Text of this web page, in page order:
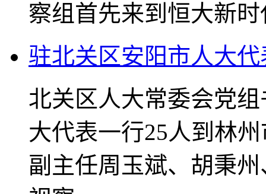
察组首先来到恒大新
驻北关区安阳市人大
北关区人大常委会党
大代表一行25人到林
副主任周玉斌、胡秉